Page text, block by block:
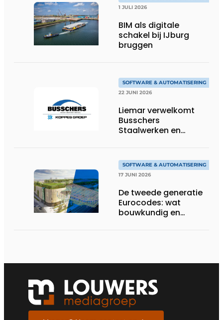
1 JULI 2026
BIM als digitale
schakel bij IJburg
bruggen
SOFTWARE & AUTOMATISERING
22 JUNI 2026
Liemar verwelkomt
Busschers
Staalwerken en
SOFTWARE & AUTOMATISERING
17 JUNI 2026
De tweede generatie
Eurocodes: wat
bouwkundig en